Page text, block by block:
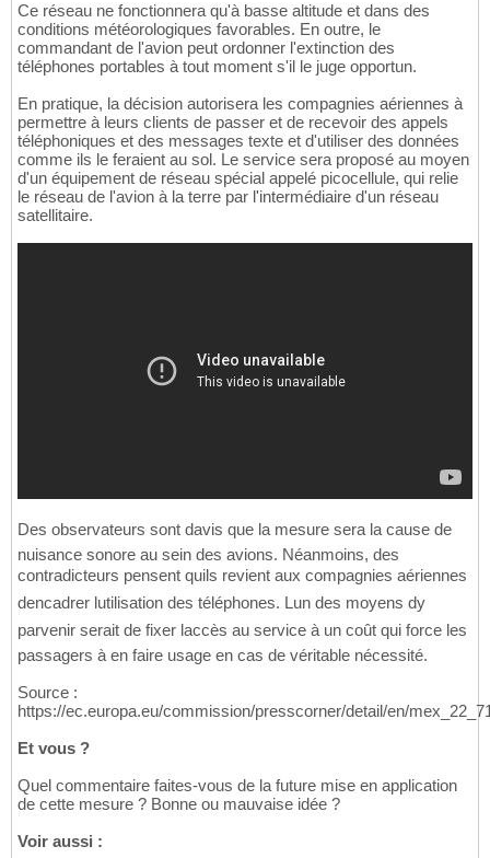
Ce réseau ne fonctionnera qu'à basse altitude et dans des
conditions météorologiques favorables. En outre, le
commandant de l'avion peut ordonner l'extinction des
téléphones portables à tout moment s'il le juge opportun.
En pratique, la décision autorisera les compagnies aériennes à
permettre à leurs clients de passer et de recevoir des appels
téléphoniques et des messages texte et d'utiliser des données
comme ils le feraient au sol. Le service sera proposé au moyen
d'un équipement de réseau spécial appelé picocellule, qui relie
le réseau de l'avion à la terre par l'intermédiaire d'un réseau
satellitaire.
Des observateurs sont davis que la mesure sera la cause de
nuisance sonore au sein des avions. Néanmoins, des
contradicteurs pensent quils revient aux compagnies aériennes
dencadrer lutilisation des téléphones. Lun des moyens dy
parvenir serait de fixer laccès au service à un coût qui force les
passagers à en faire usage en cas de véritable nécessité.
Source :
https://ec.europa.eu/commission/presscorner/detail/en/
Et vous ?
Quel commentaire faites-vous de la future mise en application
de cette mesure ? Bonne ou mauvaise idée ?
Voir aussi :